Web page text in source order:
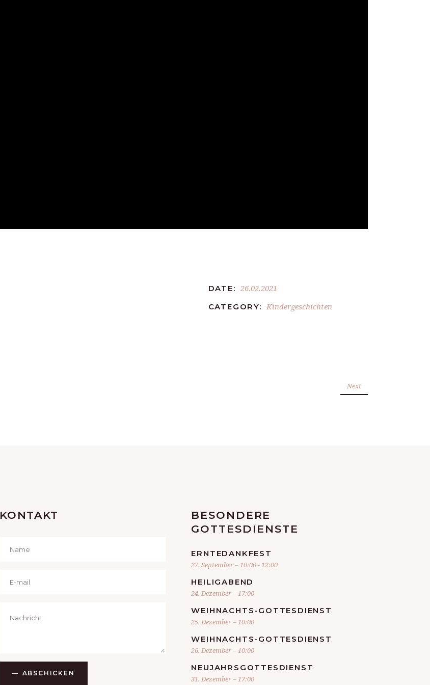
DATE: 26.02.2021
CATEGORY: Kindergeschichten
Next
KONTAKT
ABSCHICKEN
BESONDERE
GOTTESDIENSTE
ERNTEDANKFEST
27. September – 10:00-12:00
HEILIGABEND
24. Dezember – 17:00
WEIHNACHTS-GOTTESDIENST
25. Dezember – 10:00
WEIHNACHTS-GOTTESDIENST
26. Dezember – 10:00
NEUJAHRSGOTTESDIENST
31. Dezember – 17:00